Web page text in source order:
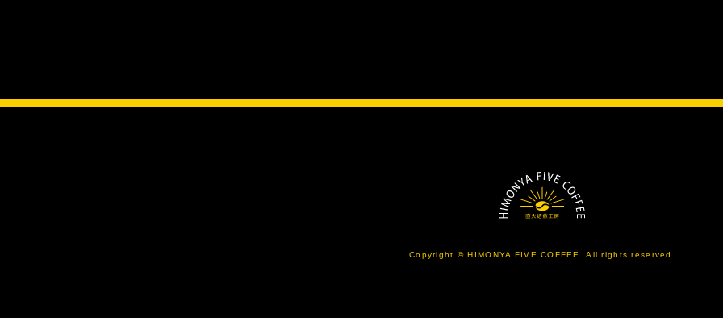
Copyright © HIMONYA FIVE COFFEE. All rights reserved.